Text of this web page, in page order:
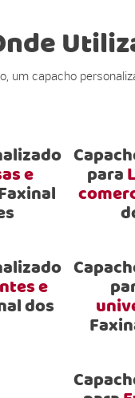
um capacho
e para
e
dos